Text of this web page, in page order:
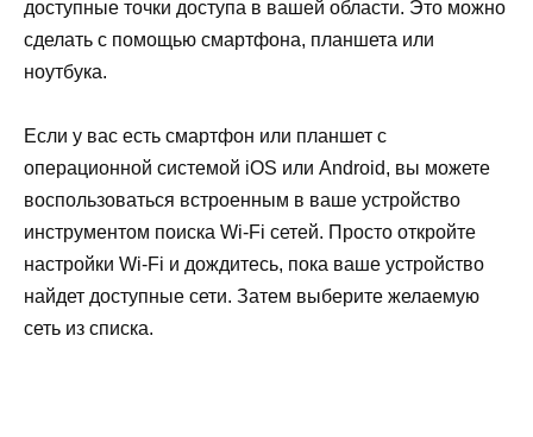
доступные точки доступа в вашей области. Это можно
сделать с помощью смартфона, планшета или
ноутбука.
Если у вас есть смартфон или планшет с
операционной системой iOS или Android, вы можете
воспользоваться встроенным в ваше устройство
инструментом поиска Wi-Fi сетей. Просто откройте
настройки Wi-Fi и дождитесь, пока ваше устройство
найдет доступные сети. Затем выберите желаемую
сеть из списка.